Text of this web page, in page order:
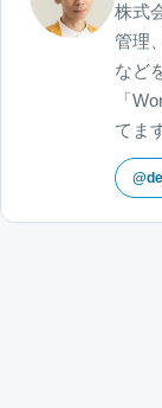
株式
管理
など
「
てま